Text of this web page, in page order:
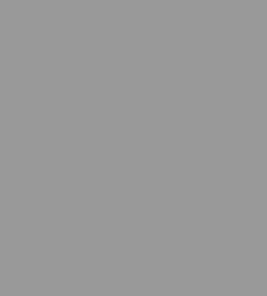
jest dobrowolne, a
w każdej chwili cofnąć,
na przetwarzanie Twoich
celach. Jeżeli chcesz
chcesz przeprowadzić
to możesz tego dokonać
wykorzystywania
naszym serwisie
Serwisu.